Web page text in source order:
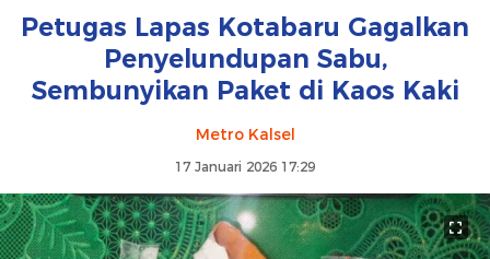
Petugas Lapas Kotabaru Gagalkan
Penyelundupan Sabu,
Sembunyikan Paket di Kaos Kaki
Metro Kalsel
17 Januari 2026 17:29